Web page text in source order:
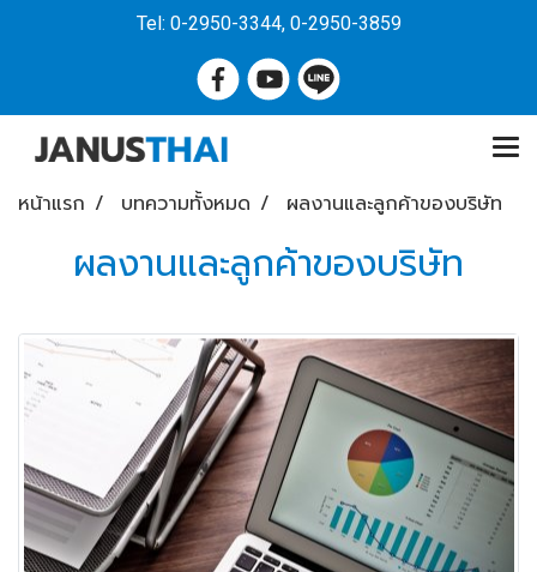
Tel: 0-2950-3344, 0-2950-3859
หน้าแรก บทความทั้งหมด ผลงานและลูกค้าของบริษัท
ผลงานและลูกค้าของบริษัท